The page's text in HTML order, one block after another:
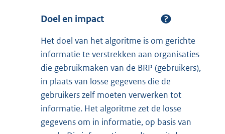
Doel en impact
Het doel van het algoritme is om gerichte
informatie te verstrekken aan organisaties
die gebruikmaken van de BRP (gebruikers),
in plaats van losse gegevens die de
gebruikers zelf moeten verwerken tot
informatie. Het algoritme zet de losse
gegevens om in informatie, op basis van